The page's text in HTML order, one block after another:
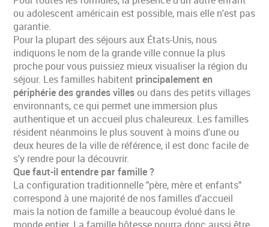
ou adolescent américain est possible, mais elle n'est pas
garantie.
Pour la plupart des séjours aux États-Unis, nous
indiquons le nom de la grande ville connue la plus
proche pour vous puissiez mieux visualiser la région du
séjour. Les familles habitent principalement en
périphérie des grandes villesou dans des petits villages
environnants, ce qui permet une immersion plus
authentique et un accueil plus chaleureux. Les familles
résident néanmoins le plus souvent à moins d'une ou
deux heures de la ville de référence, il est donc facile de
s'y rendre pour la découvrir.
Que faut-il entendre par famille ?
La configuration traditionnelle "père, mère et enfants"
correspond à une majorité de nos familles d'accueil
mais la notion de famille a beaucoup évolué dans le